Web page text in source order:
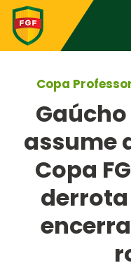
Copa
assume
Copa